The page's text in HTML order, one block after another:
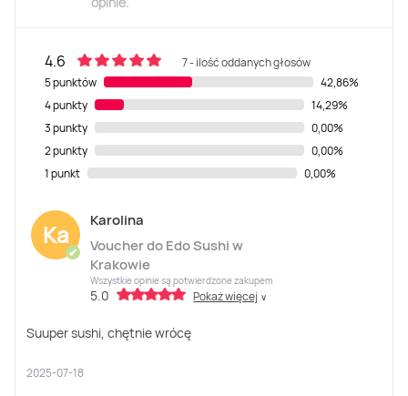
4.6
7 - ilość oddanych głosów
5 punktów
42,86%
4 punkty
14,29%
3 punkty
0,00%
2 punkty
0,00%
1 punkt
0,00%
Ka
✔
Karolina
Voucher do Edo Sushi w
Krakowie
Wszystkie opinie są potwierdzone zakupem
5.0 Pokaż więcej ∨
Suuper sushi, chętnie wrócę
2025-07-18